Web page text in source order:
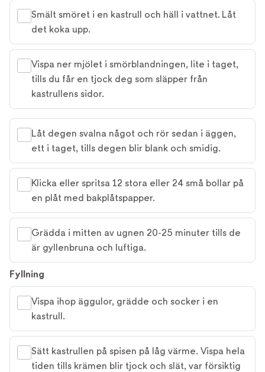
Smält smöret i en kastrull och häll i vattnet. Låt
det koka upp.
Vispa ner mjölet i smörblandningen, lite i taget,
tills du får en tjock deg som släpper från
kastrullens sidor.
Låt degen svalna något och rör sedan i äggen,
ett i taget, tills degen blir blank och smidig.
Klicka eller spritsa 12 stora eller 24 små bollar på
en plåt med bakplåtspapper.
Grädda i mitten av ugnen 20-25 minuter tills de
är gyllenbruna och luftiga.
Fyllning
Vispa ihop äggulor, grädde och socker i en
kastrull.
Sätt kastrullen på spisen på låg värme. Vispa hela
tiden tills krämen blir tjock och slät, var försiktig